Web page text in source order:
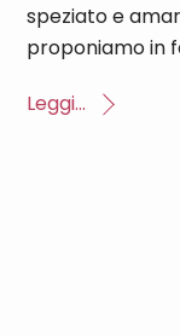
speziato e
proponiamo in
Leggi...